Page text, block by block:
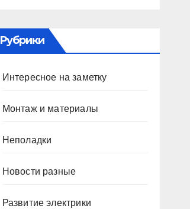
Рубрики
Интересное на заметку
Монтаж и материалы
Неполадки
Новости разные
Развитие электрики